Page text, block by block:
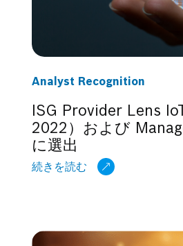
Analyst Recognition
ISG Provider Lens
2022）および
に選出
続きを読む